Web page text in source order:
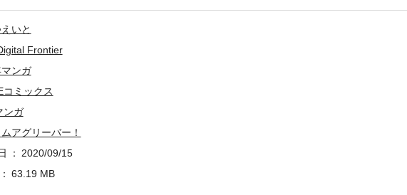
いと
Frontier
ンガ
コミックス
ンガ
アグリーバー！
2020/09/15
63.19 MB